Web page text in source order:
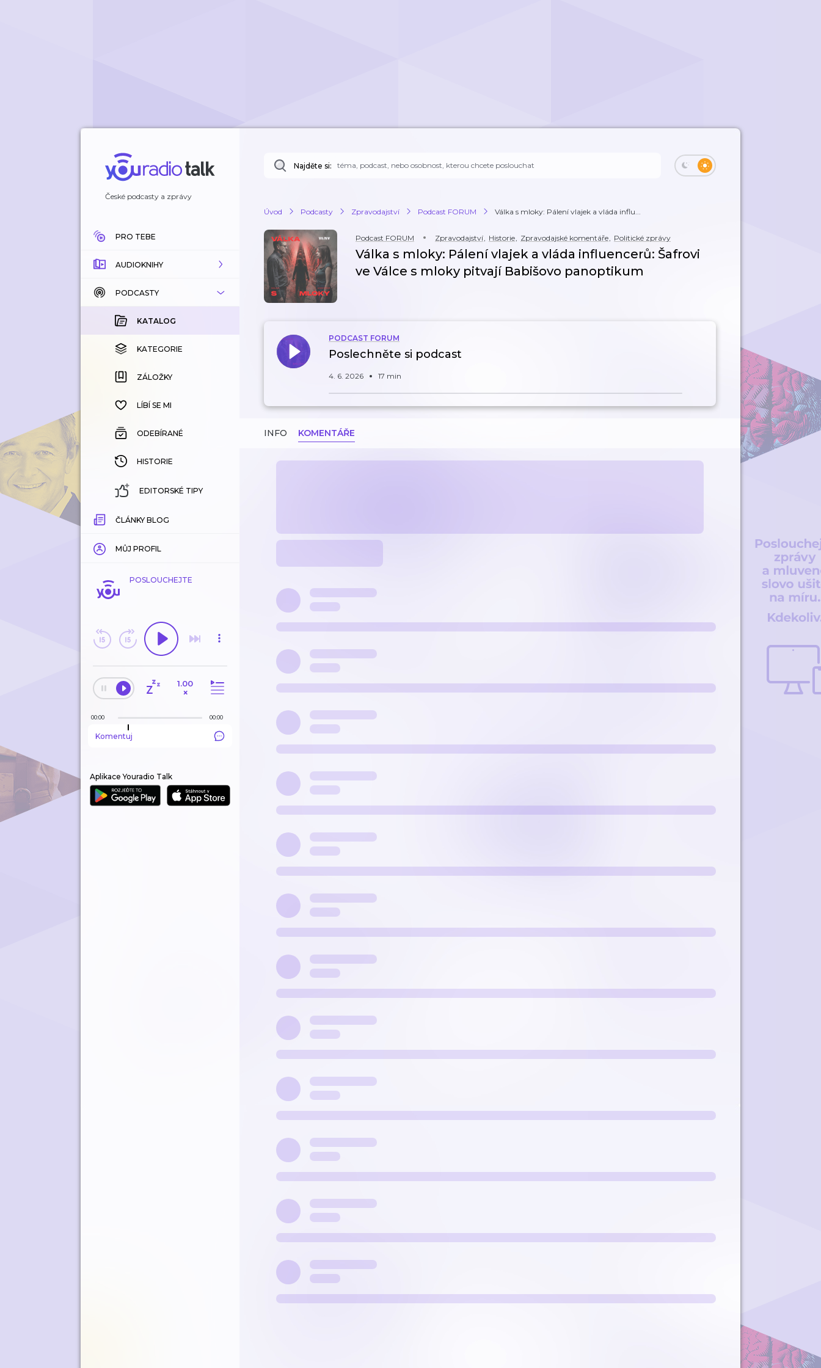
České podcasty a zprávy
PRO TEBE
AUDIOKNIHY
KATALOG
KOUPENÉ
KATEGORIE
ZÁLOŽKY
HISTORIE
PODCASTY
KATALOG
KATEGORIE
ZÁLOŽKY
LÍBÍ SE MI
ODEBÍRANÉ
HISTORIE
EDITORSKÉ TIPY
ČLÁNKY BLOG
MŮJ PROFIL
POSLOUCHEJTE
1.00
×
00:00 00:00
Komentuj
Aplikace Youradio Talk
Najděte si:
Úvod Podcasty Zpravodajství Podcast FORUM Válka s mloky: Pálení vlajek a vláda influ...
Podcast FORUM Zpravodajství, Historie, Zpravodajské komentáře, Politické zprávy
Válka s mloky: Pálení vlajek a vláda influencerů: Šafrovi
ve Válce s mloky pitvají Babišovo panoptikum
PODCAST FORUM
Poslechněte si podcast
4. 6. 2026 17 min
INFO KOMENTÁŘE